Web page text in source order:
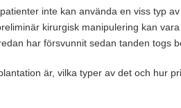
inte kan använda en viss typ
kirurgisk manipulering kan
har försvunnit sedan tanden togs
är, vilka typer av det och hur